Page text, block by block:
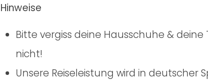
Hinweise
Bitte vergiss deine Hausschuhe & deine
nicht!
Unsere Reiseleistung wird in deutscher